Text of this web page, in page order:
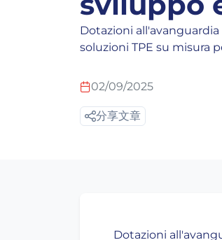
Dotazioni
soluzioni TPE su misura
02/09/2025
分享文章
Dotazioni